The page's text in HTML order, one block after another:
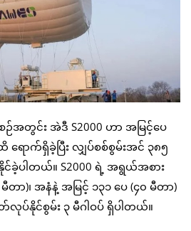
ဉ်အတွင်း အဲဒီ S2000 ဟာ အမြင့်ပေ
ောက်ရှိခဲ့ပြီး လျှပ်စစ်စွမ်းအင် ၃၈၅
ပါတယ်။ S2000 ရဲ့ အရွယ်အစား
တာ)၊ အနံနဲ့ အမြင့် ၁၃၁ ပေ (၄၀ မီတာ)
တ်လုပ်နိုင်စွမ်း ၃ မီဂါဝပ် ရှိပါတယ်။